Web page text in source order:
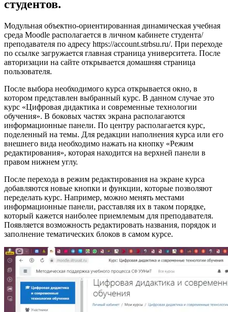
студентов.
Модульная объектно-ориентированная динамическая учебная
среда Moodle располагается в личном кабинете студента/
преподавателя по адресу https://account.strbsu.ru/. При переходе
по ссылке загружается главная страница университета. После
авторизации на сайте открывается домашняя страница
пользователя.
После выбора необходимого курса открывается окно, в
котором представлен выбранный курс. В данном случае это
курс «Цифровая дидактика и современные технологии
обучения». В боковых частях экрана располагаются
информационные панели. По центру располагается курс,
поделенный на темы. Для редакции наполнения курса или его
внешнего вида необходимо нажать на кнопку «Режим
редактирования», которая находится на верхней панели в
правом нижнем углу.
После перехода в режим редактирования на экране курса
добавляются новые кнопки и функции, которые позволяют
переделать курс. Например, можно менять местами
информационные панели, расставляя их в таком порядке,
который кажется наиболее приемлемым для преподавателя.
Появляется возможность редактировать названия, порядок и
заполнение тематических блоков в самом курсе.